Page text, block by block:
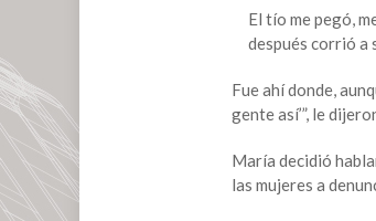
El tío me pegó,
después corrió a
Fue ahí donde,
gente así’”, le
María decidió
las mujeres a